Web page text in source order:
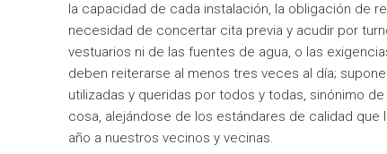
la capacidad de cada instalación, la obligación de
necesidad de concertar cita previa y acudir por
vestuarios ni de las fuentes de agua, o las
deben reiterarse al menos tres veces al día;
utilizadas y queridas por todos y todas, sinónimo
cosa, alejándose de los estándares de calidad
año a nuestros vecinos y vecinas.